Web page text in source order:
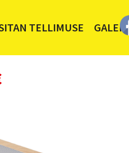
TELLIMUSE GALERII